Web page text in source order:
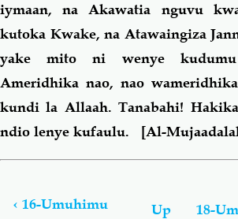
iymaan, na Akawatia nguvu
kutoka Kwake, na Atawaingiza
yake mito ni wenye
Ameridhika nao, nao
kundi la Allaah. Tanabahi!
ndio lenye kufaulu. [Al-
links
‹ 16-Umuhimu Up 18-